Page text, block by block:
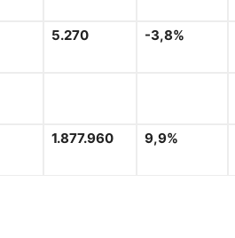
5.270 -3,8%
1.877.960 9,9%